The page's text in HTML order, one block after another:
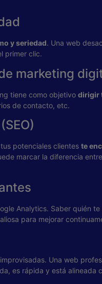
y seriedad. Una web
primer clic.
marketing
tiene como objetivo dirigir
de contacto, etc.
potenciales clientes te
marcar la diferencia
Analytics. Saber quién
para mejorar
Una web
es rápida y está alineada